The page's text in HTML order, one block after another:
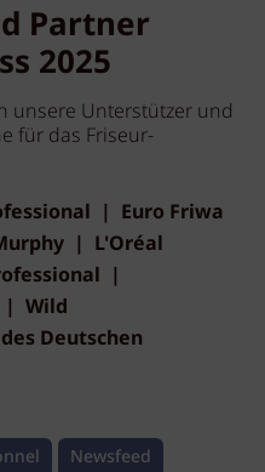
Partner
2025
unsere Unterstützer und
für das Friseur-
| Euro Friwa
| L'Oréal
|
| Wild
Deutschen
Newsfeed